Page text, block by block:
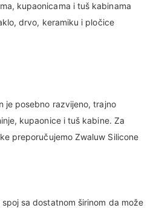
kupaonicama i tuš kabinama
drvo, keramiku i pločice
je posebno razvijeno, trajno
kupaonice i tuš kabine. Za
preporučujemo Zwaluw Silicone
sa dostatnom širinom da može